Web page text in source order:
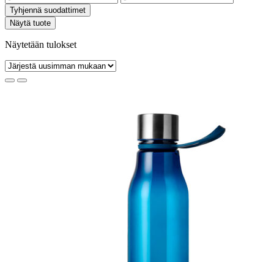
Tyhjennä suodattimet
Näytä tuote
Näytetään tulokset